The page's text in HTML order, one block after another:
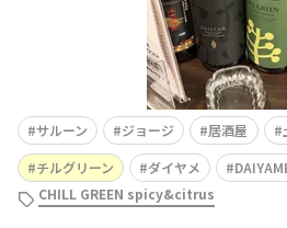
サルーン ジョージ 居酒屋
チルグリーン
ダイヤメ
CHILL GREEN spicy&citrus